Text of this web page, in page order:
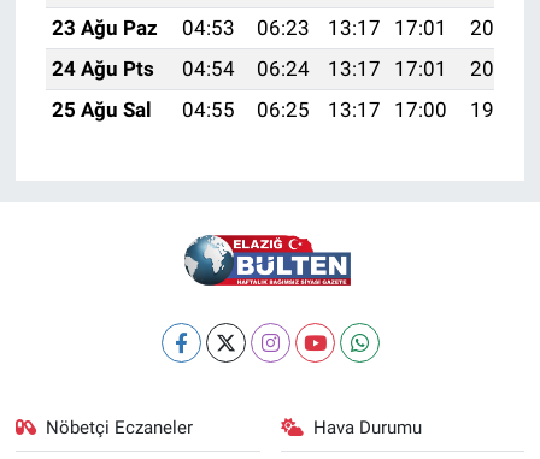
23 Ağu Paz
04:53 06:23 13:17 17:01
20:02
24 Ağu Pts
04:54 06:24 13:17 17:01
20:01
25 Ağu Sal
04:55 06:25 13:17 17:00 19:59
Nöbetçi Eczaneler Hava Durumu